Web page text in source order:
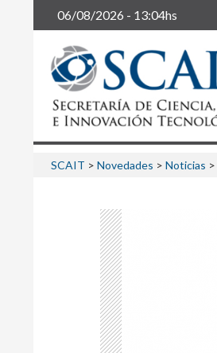
06/08/2026 - 13:04hs
Buscar
SCAIT > Novedades > Noticias >